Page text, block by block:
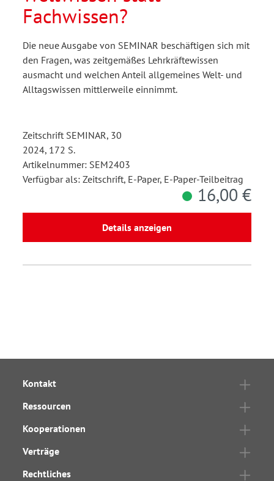
Fachwissen?
Die neue Ausgabe von SEMINAR beschäftigen sich mit
den Fragen, was zeitgemäßes Lehrkräftewissen
ausmacht und welchen Anteil allgemeines Welt- und
Alltagswissen mittlerweile einnimmt.
Zeitschrift SEMINAR, 30
2024, 172 S.
Artikelnummer: SEM2403
Verfügbar als: Zeitschrift, E-Paper, E-Paper-Teilbeitrag
16,00 €
Details anzeigen
Kontakt
Ressourcen
Kooperationen
Verträge
Rechtliches